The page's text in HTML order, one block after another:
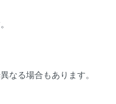
なる場合もあります。